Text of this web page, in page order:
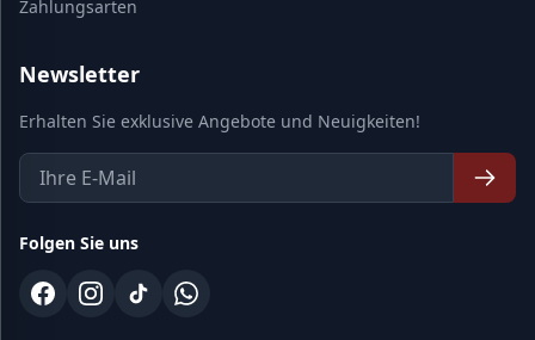
Zahlungsarten
Newsletter
Erhalten Sie exklusive Angebote und Neuigkeiten!
Folgen Sie uns